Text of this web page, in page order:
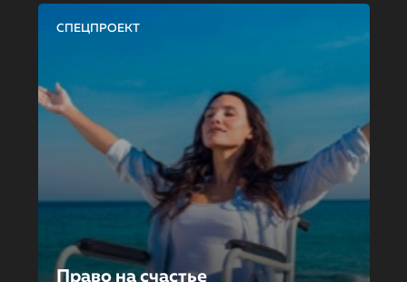
СПЕЦПРОЕКТ
Право на счастье